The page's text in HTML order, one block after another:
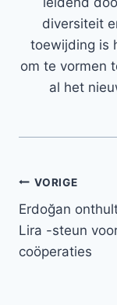
diversiteit
toewijding is
om te vormen
al het
Bericht
navigatie
VORIGE
Erdoğan
Lira -steun
coöperaties